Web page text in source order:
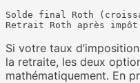
Solde final Roth
Si votre taux
la retraite, les deux
mathématiquement. En